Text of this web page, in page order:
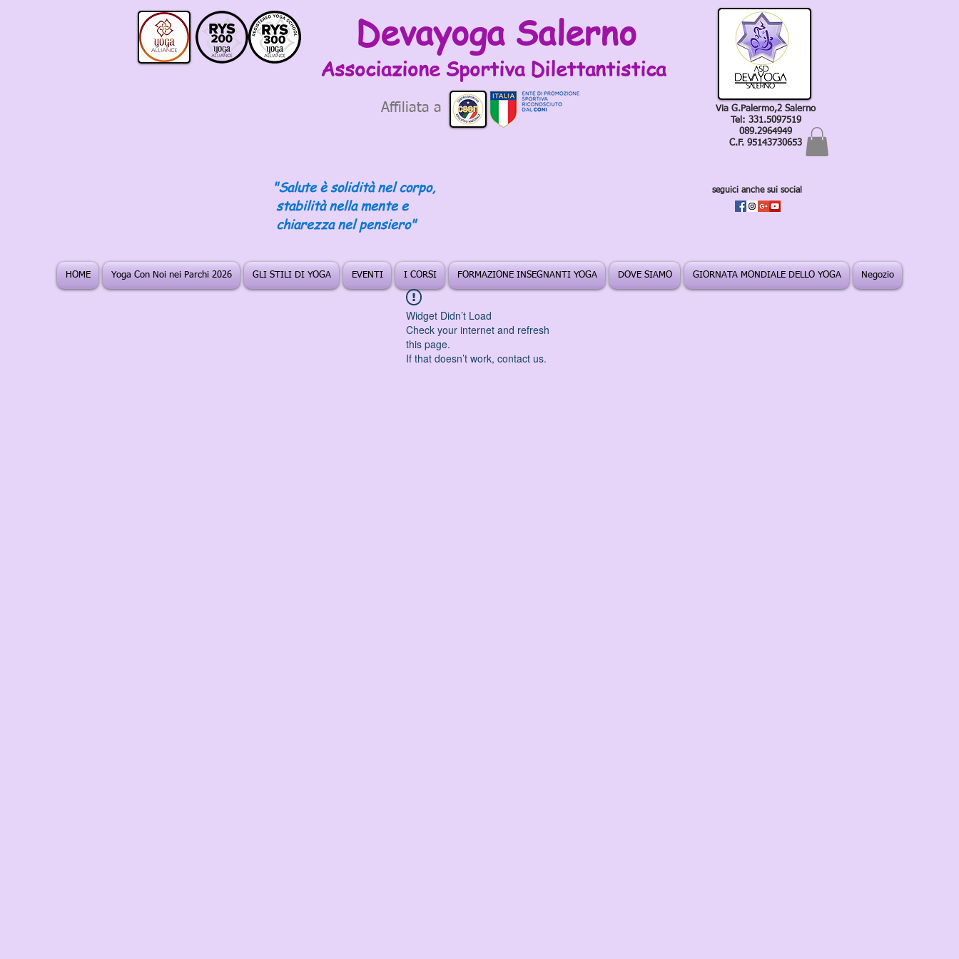
Devayoga Salerno
Associazione Sportiva Dilettantistica
Affiliata a
"Salute è solidità nel corpo,
stabilità nella mente e
chiarezza nel pensiero"
Via G.Palermo,2 Salerno
Tel: 331.5097519
089.2964949
C.F. 95143730653
seguici anche sui social
HOME Yoga Con Noi nei Parchi 2026 GLI STILI DI YOGA EVENTI I CORSI FORMAZIONE INSEGNANTI YOGA DOVE SIAMO GIORNATA MONDIALE DELLO YOGA Negozio
Widget Didn’t Load
Check your internet and refresh
this page.
If that doesn’t work, contact us.